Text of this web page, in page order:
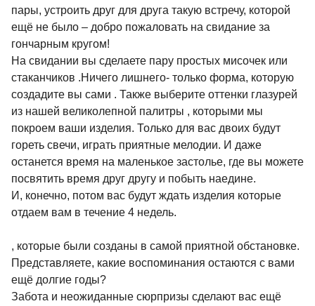
пары, устроить друг для друга такую встречу, которой
ещё не было – добро пожаловать на свидание за
гончарным кругом!
На свидании вы сделаете пару простых мисочек или
стаканчиков .Ничего лишнего- только форма, которую
создадите вы сами . Также выберите оттенки глазурей
из нашей великолепной палитры , которыми мы
покроем ваши изделия. Только для вас двоих будут
гореть свечи, играть приятные мелодии. И даже
останется время на маленькое застолье, где вы можете
посвятить время друг другу и побыть наедине.
И, конечно, потом вас будут ждать изделия которые
отдаем вам в течение 4 недель.
, которые были созданы в самой приятной обстановке.
Представляете, какие воспоминания остаются с вами
ещё долгие годы?
Забота и неожиданные сюрпризы сделают вас ещё